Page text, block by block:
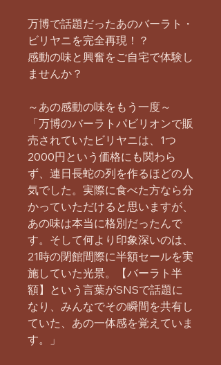
万博で話題だったあのバーラト・
ビリヤニを完全再現！？
感動の味と興奮をご自宅で体験し
ませんか？
～あの感動の味をもう一度～
「万博のバーラトパビリオンで販
売されていたビリヤニは、1つ
2000円という価格にも関わら
ず、連日長蛇の列を作るほどの人
気でした。実際に食べた方なら分
かっていただけると思いますが、
あの味は本当に格別だったんで
す。そして何より印象深いのは、
21時の閉館間際に半額セールを実
施していた光景。【バーラト半
額】という言葉がSNSで話題に
なり、みんなでその瞬間を共有し
ていた、あの一体感を覚えていま
す。」